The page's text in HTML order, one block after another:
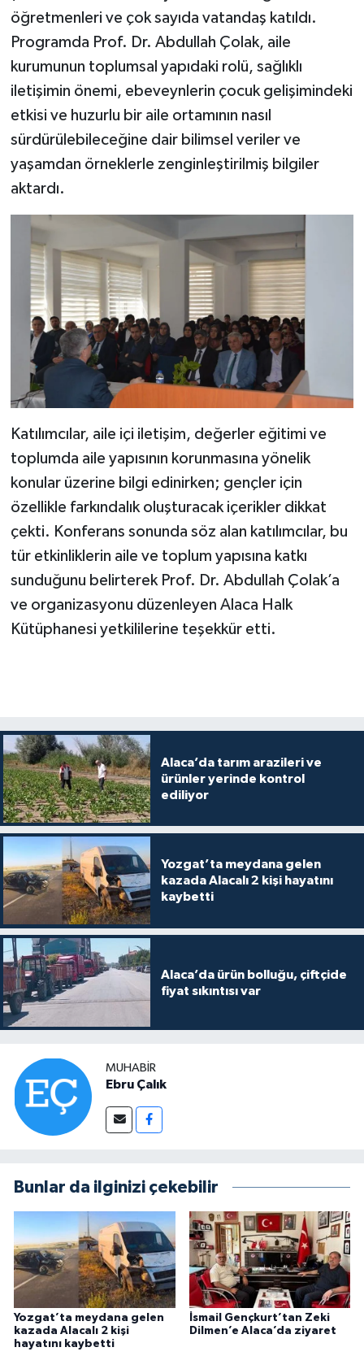
öğretmenleri ve çok sayıda vatandaş katıldı.
Programda Prof. Dr. Abdullah Çolak, aile
kurumunun toplumsal yapıdaki rolü, sağlıklı
iletişimin önemi, ebeveynlerin çocuk gelişimindeki
etkisi ve huzurlu bir aile ortamının nasıl
sürdürülebileceğine dair bilimsel veriler ve
yaşamdan örneklerle zenginleştirilmiş bilgiler
aktardı.
Katılımcılar, aile içi iletişim, değerler eğitimi ve
toplumda aile yapısının korunmasına yönelik
konular üzerine bilgi edinirken; gençler için
özellikle farkındalık oluşturacak içerikler dikkat
çekti. Konferans sonunda söz alan katılımcılar, bu
tür etkinliklerin aile ve toplum yapısına katkı
sunduğunu belirterek Prof. Dr. Abdullah Çolak’a
ve organizasyonu düzenleyen Alaca Halk
Kütüphanesi yetkililerine teşekkür etti.
Alaca’da tarım arazileri ve
ürünler yerinde kontrol
ediliyor
Yozgat’ta meydana gelen
kazada Alacalı 2 kişi hayatını
kaybetti
Alaca’da ürün bolluğu, çiftçide
fiyat sıkıntısı var
MUHABIR
Ebru Çalık
Bunlar da ilginizi çekebilir
Yozgat’ta meydana gelen
kazada Alacalı 2 kişi
hayatını kaybetti
İsmail Gençkurt’tan Zeki
Dilmen’e Alaca’da ziyaret